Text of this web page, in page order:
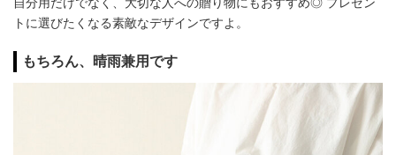
自分用だけでなく、大切な人への贈り物にもおすすめ◎ プレゼン
トに選びたくなる素敵なデザインですよ。
もちろん、晴雨兼用です